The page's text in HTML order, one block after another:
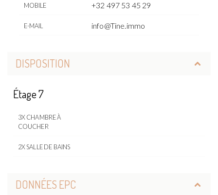
MOBILE +32 497 53 45 29
E-MAIL info@Tine.immo
DISPOSITION
Étage 7
3X CHAMBRE À
COUCHER
2X SALLE DE BAINS
DONNÉES EPC